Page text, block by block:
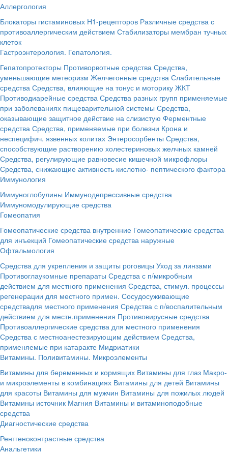
Аллергология
Блокаторы гистаминовых H1-рецепторов Различные средства с
противоаллергическим действием Стабилизаторы мембран тучных
клеток
Гастроэнтерология. Гепатология.
Гепатопротекторы Противорвотные средства Средства,
уменьшающие метеоризм Желчегонные средства Слабительные
средства Средства, влияющие на тонус и моторику ЖКТ
Противодиарейные средства Средства разных групп применяемые
при заболеваниях пищеварительной системы Средства,
оказывающие защитное действие на слизистую Ферментные
средства Средства, применяемые при болезни Крона и
неспецифич. язвенных колитах Энтеросорбенты Средства,
способствующие растворению холестериновых желчных камней
Средства, регулирующие равновесие кишечной микрофлоры
Средства, снижающие активность кислотно- пептического фактора
Иммунология
Иммуноглобулины Иммунодепрессивные средства
Иммуномодулирующие средства
Гомеопатия
Гомеопатические средства внутренние Гомеопатические средства
для инъекций Гомеопатические средства наружные
Офтальмология
Средства для укрепления и защиты роговицы Уход за линзами
Противоглаукомные препараты Средства с п/микробным
действием для местного применения Средства, стимул. процессы
регенерации для местного примен. Сосудосуживающие
средствадля местного применения Средства с п/воспалительным
действием для местн.применения Противовирусные средства
Противоаллергические средства для местного применения
Средства с местноанестезирующим действием Средства,
применяемые при катаракте Мидриатики
Витамины. Поливитамины. Микроэлементы
Витамины для беременных и кормящих Витамины для глаз Макро-
и микроэлементы в комбинациях Витамины для детей Витамины
для красоты Витамины для мужчин Витамины для пожилых людей
Витамины источник Магния Витамины и витаминоподобные
средства
Диагностические средства
Рентгеноконтрастные средства
Анальгетики